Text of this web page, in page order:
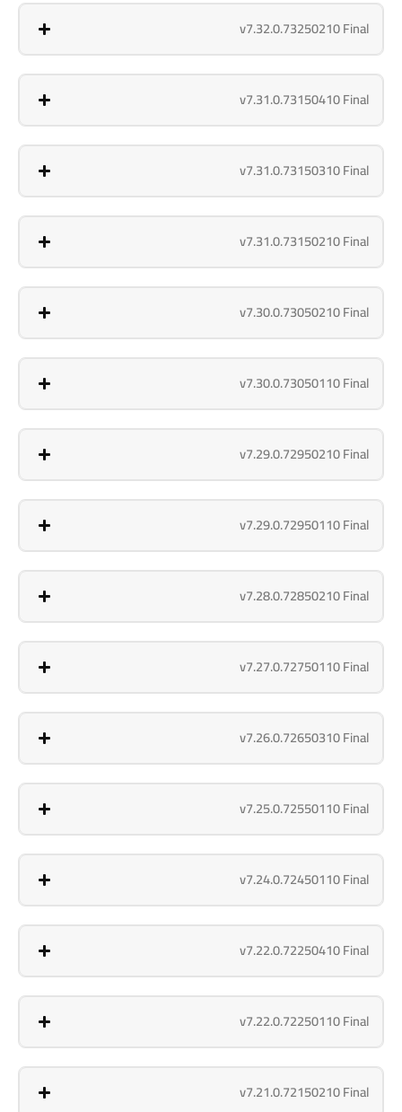
v7.32.0.73250210 Final
v7.31.0.73150410 Final
v7.31.0.73150310 Final
v7.31.0.73150210 Final
v7.30.0.73050210 Final
v7.30.0.73050110 Final
v7.29.0.72950210 Final
v7.29.0.72950110 Final
v7.28.0.72850210 Final
v7.27.0.72750110 Final
v7.26.0.72650310 Final
v7.25.0.72550110 Final
v7.24.0.72450110 Final
v7.22.0.72250410 Final
v7.22.0.72250110 Final
v7.21.0.72150210 Final